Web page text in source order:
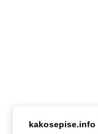
kakosepise.info